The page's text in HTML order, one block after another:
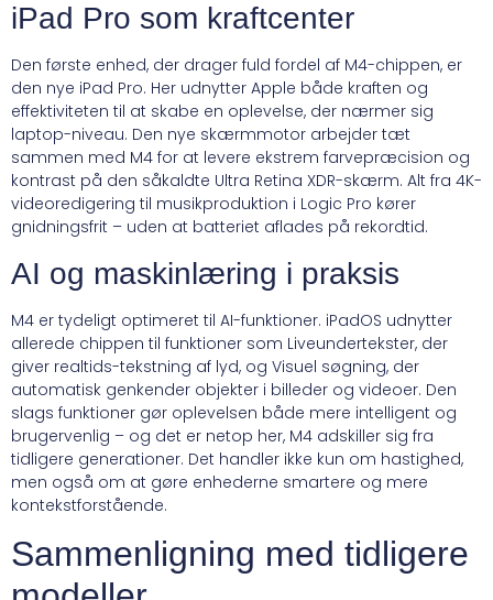
iPad Pro som kraftcenter
Den første enhed, der drager fuld fordel af M4-chippen, er
den nye iPad Pro. Her udnytter Apple både kraften og
effektiviteten til at skabe en oplevelse, der nærmer sig
laptop-niveau. Den nye skærmmotor arbejder tæt
sammen med M4 for at levere ekstrem farvepræcision og
kontrast på den såkaldte Ultra Retina XDR-skærm. Alt fra 4K-
videoredigering til musikproduktion i Logic Pro kører
gnidningsfrit – uden at batteriet aflades på rekordtid.
AI og maskinlæring i praksis
M4 er tydeligt optimeret til AI-funktioner. iPadOS udnytter
allerede chippen til funktioner som Liveundertekster, der
giver realtids-tekstning af lyd, og Visuel søgning, der
automatisk genkender objekter i billeder og videoer. Den
slags funktioner gør oplevelsen både mere intelligent og
brugervenlig – og det er netop her, M4 adskiller sig fra
tidligere generationer. Det handler ikke kun om hastighed,
men også om at gøre enhederne smartere og mere
kontekstforstående.
Sammenligning med tidligere